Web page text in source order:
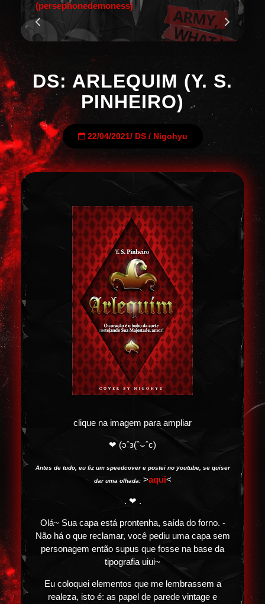
(persephonedemoness)
DS: ARLEQUIM (Y. S.
PINHEIRO)
22/04/2021/ DS/ Nigohyu
clique na imagem para ampliar
❤ (ɔˆз(ˆ⌣ˆc)
Antes de tudo, eu fiz um speedcover e postei no youtube, se quiser
dar uma olhada:>aqui<
. ❤ .
Olá~ Sua capa está prontenha, saída do forno. -
Não há o que reclamar, você pediu uma capa sem
personagem então supus que fosse na base da
tipografia uiui~
Eu coloquei elementos que me lembrassem a
realeza, isto é: as papel de parede vintage e